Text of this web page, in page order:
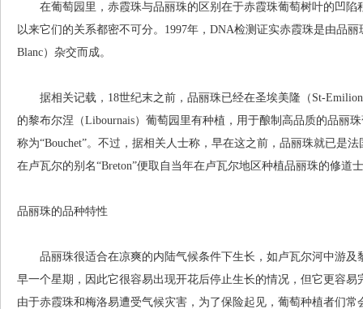
在葡萄园里，赤霞珠与品丽珠的区别在于赤霞珠葡萄树叶的凹陷
以来它们的关系都密不可分。1997年，DNA检测证实赤霞珠是由品
Blanc）杂交而成。
据相关记载，18世纪末之前，品丽珠已经在圣埃美隆（St-Emilion
的黎布尔涅（Libournais）葡萄园里有种植，用于酿制高品质的品丽
称为“Bouchet”。不过，据相关人士称，早在这之前，品丽珠就已是
在卢瓦尔的别名“Breton”便取自当年在卢瓦尔地区种植品丽珠的修道
品丽珠的品种特性
品丽珠很适合在凉爽的内陆气候条件下生长，如卢瓦尔河中游及
早一个星期，因此它很容易出现开花后停止生长的情况，但它更容
由于赤霞珠和梅洛易遭受气候灾害，为了保险起见，葡萄种植者们